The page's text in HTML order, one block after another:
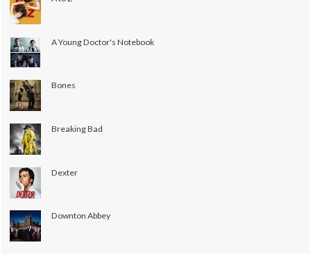
A Young Doctor's Notebook
Bones
Breaking Bad
Dexter
Downton Abbey